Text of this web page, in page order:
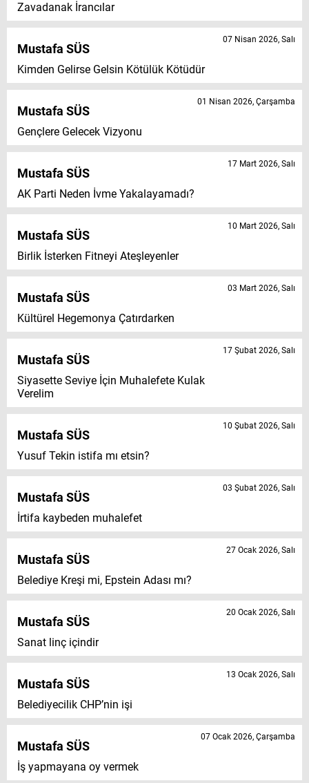
Zavadanak İrancılar
Mustafa SÜS
Kimden Gelirse Gelsin Kötülük Kötüdür
07 Nisan 2026, Salı
Mustafa SÜS
Gençlere Gelecek Vizyonu
01 Nisan 2026, Çarşamba
Mustafa SÜS
AK Parti Neden İvme Yakalayamadı?
17 Mart 2026, Salı
Mustafa SÜS
Birlik İsterken Fitneyi Ateşleyenler
10 Mart 2026, Salı
Mustafa SÜS
Kültürel Hegemonya Çatırdarken
03 Mart 2026, Salı
Mustafa SÜS
Siyasette Seviye İçin Muhalefete Kulak
Verelim
17 Şubat 2026, Salı
Mustafa SÜS
Yusuf Tekin istifa mı etsin?
10 Şubat 2026, Salı
Mustafa SÜS
İrtifa kaybeden muhalefet
03 Şubat 2026, Salı
Mustafa SÜS
Belediye Kreşi mi, Epstein Adası mı?
27 Ocak 2026, Salı
Mustafa SÜS
Sanat linç içindir
20 Ocak 2026, Salı
Mustafa SÜS
Belediyecilik CHP’nin işi
13 Ocak 2026, Salı
Mustafa SÜS
İş yapmayana oy vermek
07 Ocak 2026, Çarşamba